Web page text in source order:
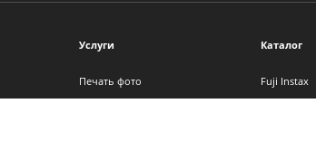
Услуги
Печать фото
Каталог
Fuji Instax